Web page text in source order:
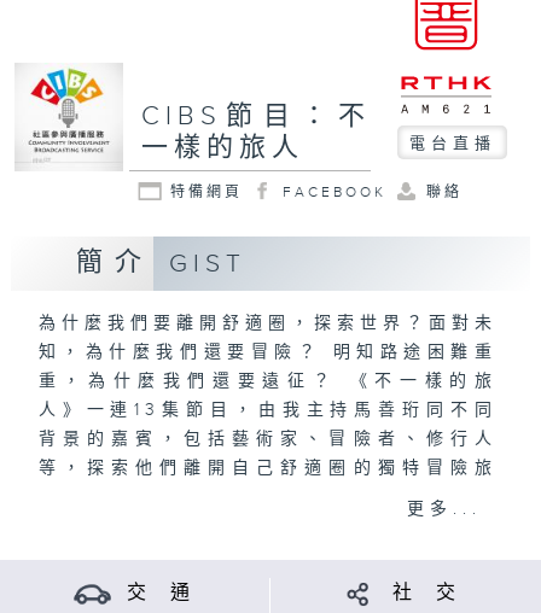
CIBS節目：不
一樣的旅人
電台直播
特備網頁 FACEBOOK 聯絡
簡介 GIST
為什麼我們要離開舒適圈，探索世界？面對未
知，為什麼我們還要冒險？ 明知路途困難重
重，為什麼我們還要遠征？ 《不一樣的旅
人》一連13集節目，由我主持馬善珩同不同
背景的嘉賓，包括藝術家、冒險者、修行人
等，探索他們離開自己舒適圈的獨特冒險旅
更多...
交 通 社 交